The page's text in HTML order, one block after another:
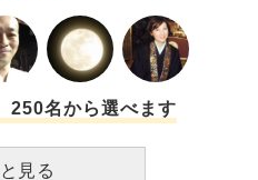
名から選べます
見る